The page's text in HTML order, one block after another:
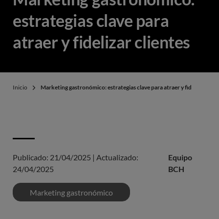
estrategias clave para
atraer y fidelizar clientes
Inicio Marketing gastronómico: estrategias clave para atraer y fidelizar
Publicado: 21/04/2025 | Actualizado:
24/04/2025
Equipo
BCH
Marketing gastronómico